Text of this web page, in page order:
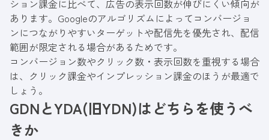
ション課金に比べて、広告の表示回数が伸びにくい傾向が
あります。Googleのアルゴリズムによってコンバージョ
ンにつながりやすいターゲットや配信先を優先され、配信
範囲が限定される場合があるためです。
コンバージョン数やクリック数・表示回数を重視する場合
は、クリック課金やインプレッション課金のほうが最適で
しょう。
GDNとYDA(旧YDN)はどちらを使うべ
きか